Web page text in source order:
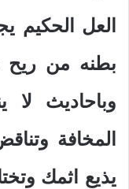
العل الحكيم
بطنه من ريح
وباحاديث لا
المخافة
يذيع اثمك